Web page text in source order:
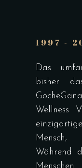
1997 -
Das
bisher
Wellness
Während